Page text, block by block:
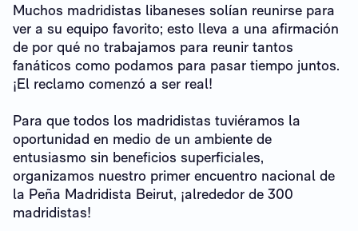
Muchos madridistas libaneses solían reunirse para
ver a su equipo favorito; esto lleva a una afirmación
de por qué no trabajamos para reunir tantos
fanáticos como podamos para pasar tiempo juntos.
¡El reclamo comenzó a ser real!
Para que todos los madridistas tuviéramos la
oportunidad en medio de un ambiente de
entusiasmo sin beneficios superficiales,
organizamos nuestro primer encuentro nacional de
la Peña Madridista Beirut, ¡alrededor de 300
madridistas!